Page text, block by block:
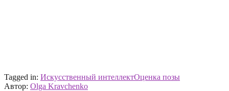
Tagged in: Искусственный интеллектОценка позы
Автор: Olga Kravchenko